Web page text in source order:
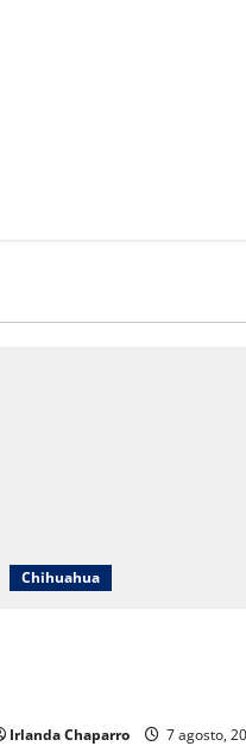
Chihuahua
Irlanda Chaparro 7 agosto,